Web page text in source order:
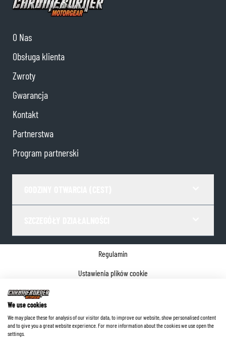
O Nas
Obsługa klienta
Zwroty
Gwarancja
Kontakt
Partnerstwa
Program partnerski
Regulamin
Ustawienia plików cookie
©2026ChromeBurner - Wszelkie prawa zastrzeżone.
We use cookies
We may place these for analysis of our visitor data, to improve our website, show personalised content
and to give you a great website experience. For more information about the cookies we use open the
settings.